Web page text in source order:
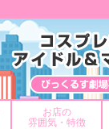
お店の
雰囲気・特徴